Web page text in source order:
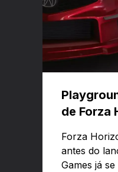
de Forza
Forza
antes do
Games já